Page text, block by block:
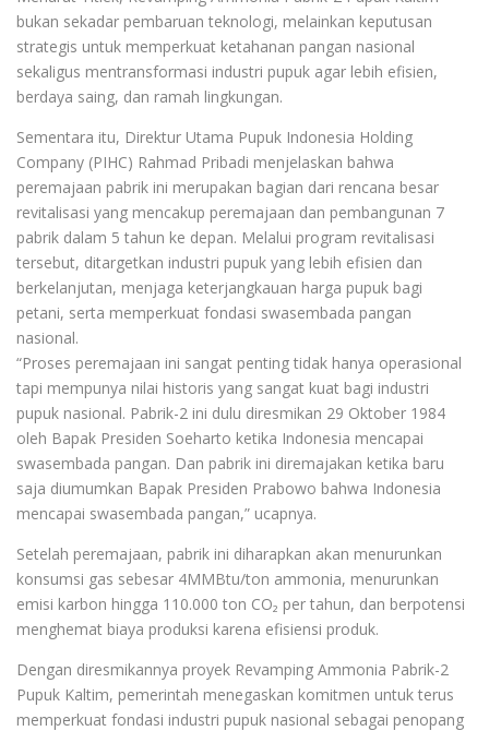
bukan sekadar pembaruan teknologi, melainkan keputusan
strategis untuk memperkuat ketahanan pangan nasional
sekaligus mentransformasi industri pupuk agar lebih efisien,
berdaya saing, dan ramah lingkungan.
Sementara itu, Direktur Utama Pupuk Indonesia Holding
Company (PIHC) Rahmad Pribadi menjelaskan bahwa
peremajaan pabrik ini merupakan bagian dari rencana besar
revitalisasi yang mencakup peremajaan dan pembangunan 7
pabrik dalam 5 tahun ke depan. Melalui program revitalisasi
tersebut, ditargetkan industri pupuk yang lebih efisien dan
berkelanjutan, menjaga keterjangkauan harga pupuk bagi
petani, serta memperkuat fondasi swasembada pangan
nasional.
“Proses peremajaan ini sangat penting tidak hanya operasional
tapi mempunya nilai historis yang sangat kuat bagi industri
pupuk nasional. Pabrik-2 ini dulu diresmikan 29 Oktober 1984
oleh Bapak Presiden Soeharto ketika Indonesia mencapai
swasembada pangan. Dan pabrik ini diremajakan ketika baru
saja diumumkan Bapak Presiden Prabowo bahwa Indonesia
mencapai swasembada pangan,” ucapnya.
Setelah peremajaan, pabrik ini diharapkan akan menurunkan
konsumsi gas sebesar 4MMBtu/ton ammonia, menurunkan
emisi karbon hingga 110.000 ton CO₂ per tahun, dan berpotensi
menghemat biaya produksi karena efisiensi produk.
Dengan diresmikannya proyek Revamping Ammonia Pabrik-2
Pupuk Kaltim, pemerintah menegaskan komitmen untuk terus
memperkuat fondasi industri pupuk nasional sebagai penopang